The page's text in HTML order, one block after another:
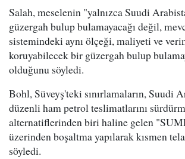
Salah, meselenin "yalnızca Suudi
güzergah bulup bulamayacağı değil,
sistemindeki aynı ölçeği, maliyeti ve
koruyabilecek bir güzergah bulup
olduğunu söyledi.
Bohl, Süveyş'teki sınırlamaların, Suudi
düzenli ham petrol teslimatlarını
alternatiflerinden biri haline gelen
üzerinden boşaltma yapılarak kısmen
söyledi.